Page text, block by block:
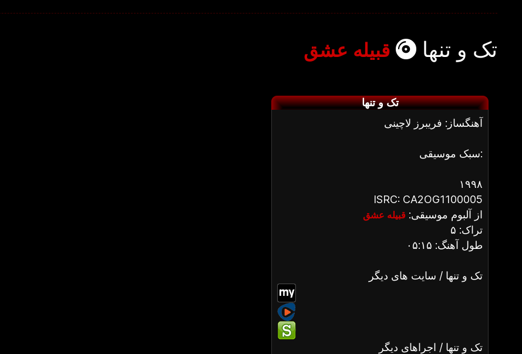
تک و تنها قبیله عشق
تک و تنها
آهنگساز: فریبرز لاچینی
سبک موسیقی:
۱۹۹۸
ISRC: CA2OG1100005
از آلبوم موسیقی: قبیله عشق
تراک: ۵
طول آهنگ: ۰۵:۱۵
تک و تنها / سایت های دیگر
تک و تنها / اجراهای دیگر